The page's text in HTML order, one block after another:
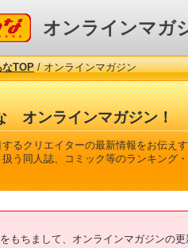
な オンラインマガ
なTOP/ オンラインマガジン
オンラインマガジン！
るクリエイターの最新情報をお伝え
扱う同人誌、コミック等のランキング
もちまして、オンラインマガジンの